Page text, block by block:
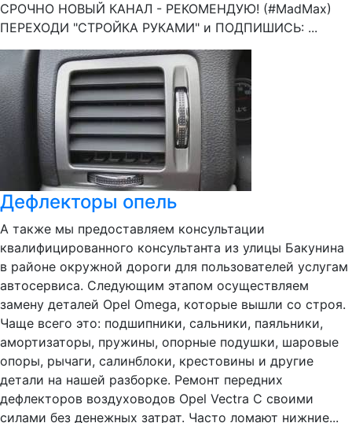
СРОЧНО НОВЫЙ КАНАЛ - РЕКОМЕНДУЮ! (#MadMax)
ПЕРЕХОДИ "СТРОЙКА РУКАМИ" и ПОДПИШИСЬ: ...
Дефлекторы опель
А также мы предоставляем консультации
квалифицированного консультанта из улицы Бакунина
в районе окружной дороги для пользователей услугам
автосервиса. Следующим этапом осуществляем
замену деталей Opel Omega, которые вышли со строя.
Чаще всего это: подшипники, сальники, паяльники,
амортизаторы, пружины, опорные подушки, шаровые
опоры, рычаги, салинблоки, крестовины и другие
детали на нашей разборке. Ремонт передних
дефлекторов воздуховодов Opel Vectra C своими
силами без денежных затрат. Часто ломают нижние...